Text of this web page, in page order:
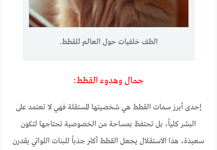
الطف خلفيات حول العالم للقطط.
جمال وهدوء القطط:
إحدى أبرز سمات القطط هي شخصيتها المستقلة فهي لا تعتمد على
البشر كلياً، بل تحتفظ بمساحة من الخصوصية تحتاجها لتكون
سعيدة، هذا الاستقلال يجعل القطط أكثر جذباً للبنات اللواتي يقدرن